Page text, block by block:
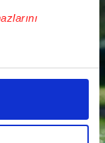
özel
yaparken
sunmak